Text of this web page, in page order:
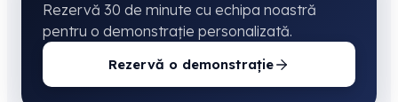
Rezervă 30 de minute cu echipa noastră
pentru o demonstrație personalizată.
Rezervă o demonstrație